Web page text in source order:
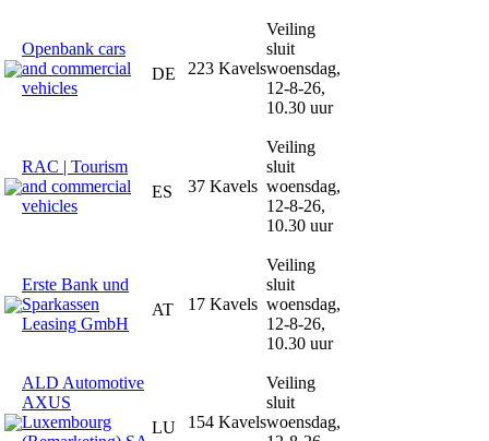
Openbank cars
and commercial
vehicles
DE 223 Kavels
Veiling
sluit
woensdag,
12-8-26,
10.30 uur
RAC | Tourism
and commercial
vehicles
ES 37 Kavels
Veiling
sluit
woensdag,
12-8-26,
10.30 uur
Erste Bank und
Sparkassen
Leasing GmbH
AT 17 Kavels
Veiling
sluit
woensdag,
12-8-26,
10.30 uur
ALD Automotive
AXUS
Luxembourg
LU 154 Kavels
Veiling
sluit
woensdag,